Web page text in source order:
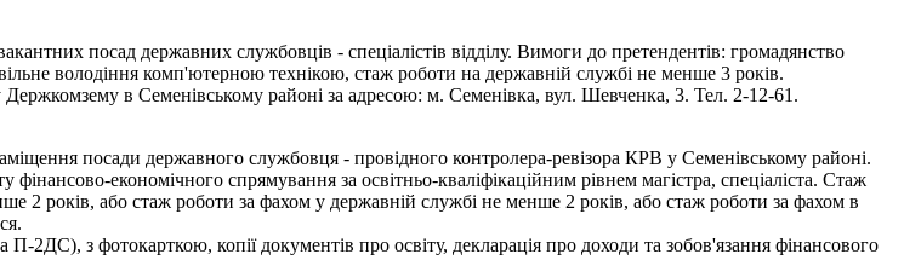
посад державних службовців - спеціалістів відділу. Вимоги до претендентів: громадянство
володіння комп'ютерною технікою, стаж роботи на державній службі не менше 3 років.
Держкомзему в Семенівському районі за адресою: м. Семенівка, вул. Шевченка, 3. Тел. 2-12-61.
посади державного службовця - провідного контролера-ревізора КРВ у Семенівському районі.
економічного спрямування за освітньо-кваліфікаційним рівнем магістра, спеціаліста. Стаж
2 років, або стаж роботи за фахом у державній службі не менше 2 років, або стаж роботи за фахом в
2ДС), з фотокарткою, копії документів про освіту, декларація про доходи та зобов'язання фінансового